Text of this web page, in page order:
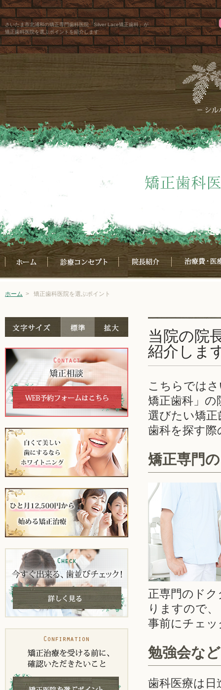
さいたま市北浦和の矯正専門歯科医院「Silver Lace矯正歯科」が
矯正歯科医院を選ぶポイントを紹介します
ホーム > 矯正歯科医院を選ぶポイント
当院の院
紹介しま
こちらでは
矯正歯科」の
選びたい矯正
歯科を探す
矯正専門
正専門のド
りますので、
事前にチェ
勉強会な
歯科医療は日